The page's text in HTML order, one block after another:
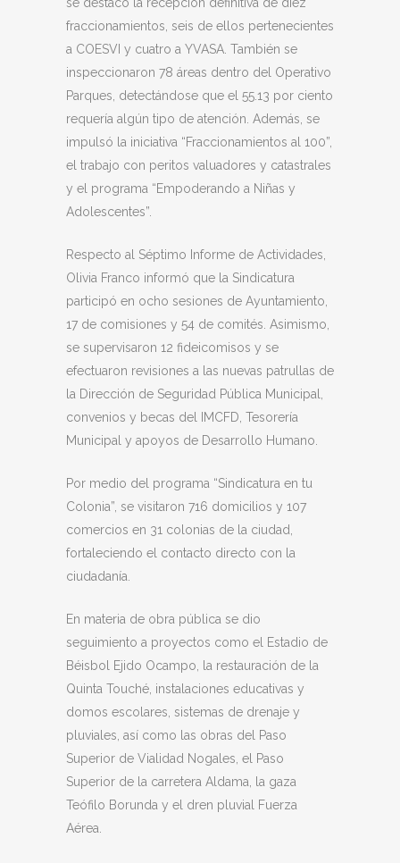
fraccionamientos, seis de ellos pertenecientes
a COESVI y cuatro a YVASA. También se
inspeccionaron 78 áreas dentro del Operativo
Parques, detectándose que el 55.13 por ciento
requería algún tipo de atención. Además, se
impulsó la iniciativa “Fraccionamientos al 100”,
el trabajo con peritos valuadores y catastrales
y el programa “Empoderando a Niñas y
Adolescentes”.
Respecto al Séptimo Informe de Actividades,
Olivia Franco informó que la Sindicatura
participó en ocho sesiones de Ayuntamiento,
17 de comisiones y 54 de comités. Asimismo,
se supervisaron 12 fideicomisos y se
efectuaron revisiones a las nuevas patrullas de
la Dirección de Seguridad Pública Municipal,
convenios y becas del IMCFD, Tesorería
Municipal y apoyos de Desarrollo Humano.
Por medio del programa “Sindicatura en tu
Colonia”, se visitaron 716 domicilios y 107
comercios en 31 colonias de la ciudad,
fortaleciendo el contacto directo con la
ciudadanía.
En materia de obra pública se dio
seguimiento a proyectos como el Estadio de
Béisbol Ejido Ocampo, la restauración de la
Quinta Touché, instalaciones educativas y
domos escolares, sistemas de drenaje y
pluviales, así como las obras del Paso
Superior de Vialidad Nogales, el Paso
Superior de la carretera Aldama, la gaza
Teófilo Borunda y el dren pluvial Fuerza
Aérea.